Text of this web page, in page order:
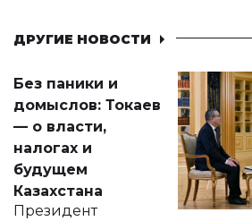
ДРУГИЕ НОВОСТИ
Без паники и
домыслов: Токаев
— о власти,
налогах и
будущем
Казахстана
Президент